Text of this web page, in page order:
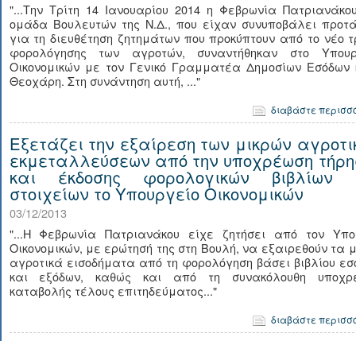
"...Την Τρίτη 14 Ιανουαρίου 2014 η Φεβρωνία
ομάδα Βουλευτών της Ν.Δ., που είχαν συνυποβάλει
για τη διευθέτηση ζητημάτων που προκύπτουν από το νέο
φορολόγησης των αγροτών, συναντήθηκαν στο
Οικονομικών με τον Γενικό Γραμματέα Δημοσίων
Θεοχάρη. Στη συνάντηση αυτή, ..."
διαβάστε
Εξετάζει την εξαίρεση των μικρών
εκμεταλλεύσεων από την υποχρέωση
και έκδοσης φορολογικών βιβλίων
στοιχείων το Υπουργείο Οικονομικών
03/12/2013
"...Η Φεβρωνία Πατριανάκου είχε ζητήσει από τον
Οικονομικών, με ερώτησή της στη Βουλή, να εξαιρεθούν τα
αγροτικά εισοδήματα από τη φορολόγηση βάσει βιβλίου
και εξόδων, καθώς και από τη συνακόλουθη
καταβολής τέλους επιτηδεύματος..."
διαβάστε